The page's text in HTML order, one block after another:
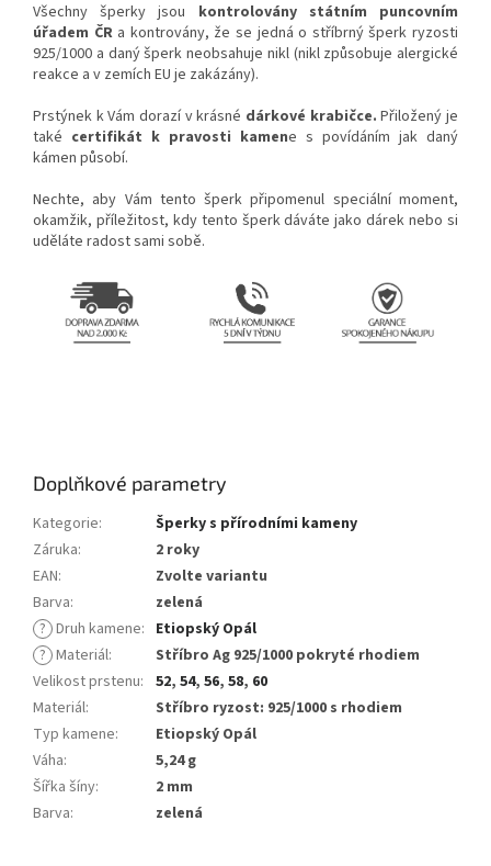
Všechny šperky jsou kontrolovány státním puncovním
úřadem ČRa kontrovány, že se jedná o stříbrný šperk ryzosti
925/1000 a daný šperk neobsahuje nikl (nikl způsobuje alergické
reakce a v zemích EU je zakázány).
Prstýnek k Vám dorazí v krásné dárkové krabičce. Přiložený je
také certifikát k pravosti kamene s povídáním jak daný
kámen působí.
Nechte, aby Vám tento šperk připomenul speciální moment,
okamžik, příležitost, kdy tento šperk dáváte jako dárek nebo si
uděláte radost sami sobě.
Doplňkové parametry
Kategorie:
Šperky s přírodními kameny
Záruka:
2 roky
EAN:
Zvolte variantu
Barva:
zelená
? Druh kamene: Etiopský Opál
? Materiál:
Stříbro Ag 925/1000 pokryté rhodiem
Velikost prstenu: 52, 54, 56, 58, 60
Materiál:
Stříbro ryzost: 925/1000 s rhodiem
Typ kamene:
Etiopský Opál
Váha:
5,24 g
Šířka šíny:
2 mm
Barva: zelená